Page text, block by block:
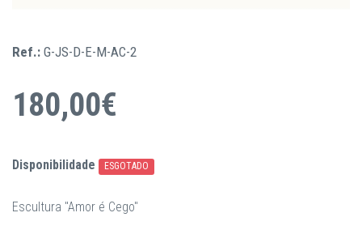
Ref.: G-JS-D-E-M-AC-2
180,00€
Disponibilidade ESGOTADO
Escultura "Amor é Cego"